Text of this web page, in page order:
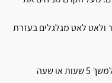
ולאט לאט מגלגלים בעזרת
מעבירים את הרולדה להתייצבות במקרר למשך 5 שעות או שעה